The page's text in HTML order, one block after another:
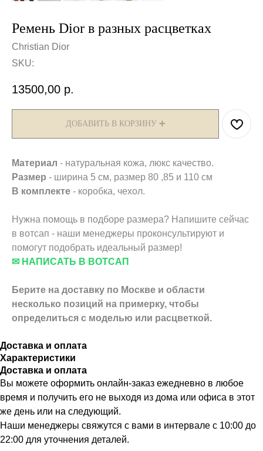
Ремень Dior в разных расцветках
Christian Dior
SKU:
13500,00 р.
ДОБАВИТЬ В КОРЗИНУ ➕
️Материал - натуральная кожа, люкс качество.
Размер - ширина 5 см, размер 80 ,85 и 110 см
В комплекте - коробка, чехол.
Нужна помощь в подборе размера? Напишите сейчас
в вотсап - наши менеджеры проконсультируют и
помогут подобрать идеальный размер!
✉ НАПИСАТЬ В ВОТСАП
Берите на доставку по Москве и области
несколько позиций на примерку, чтобы
определиться с моделью или расцветкой.
Доставка и оплата
Характеристики
Доставка и оплата
Вы можете оформить онлайн-заказ ежедневно в любое
время и получить его не выходя из дома или офиса в этот
же день или на следующий.
Наши менеджеры свяжутся с вами в интервале с 10:00 до
22:00 для уточнения деталей.